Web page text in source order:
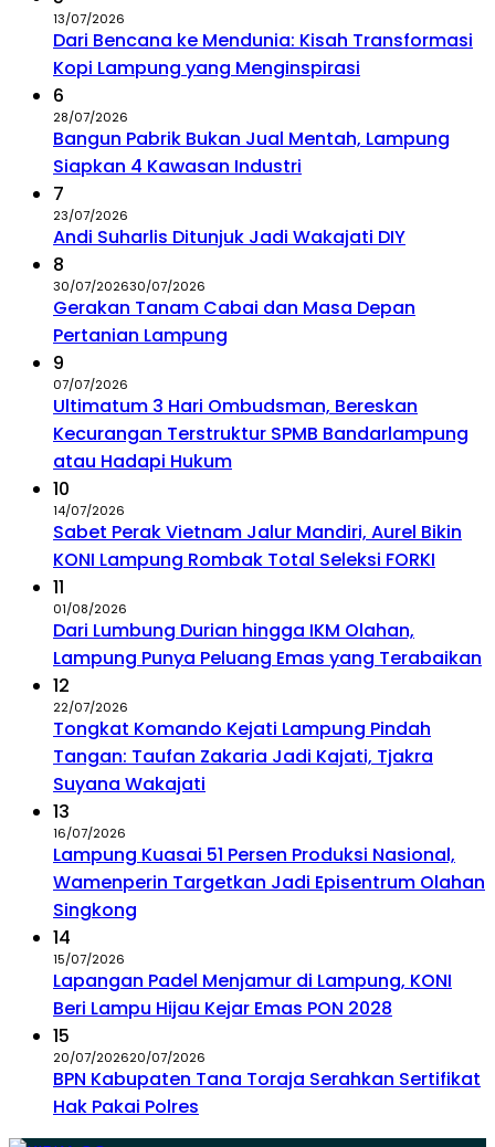
13/07/2026
Dari Bencana ke Mendunia: Kisah Transformasi
Kopi Lampung yang Menginspirasi
6
28/07/2026
Bangun Pabrik Bukan Jual Mentah, Lampung
Siapkan 4 Kawasan Industri
7
23/07/2026
Andi Suharlis Ditunjuk Jadi Wakajati DIY
8
30/07/202630/07/2026
Gerakan Tanam Cabai dan Masa Depan
Pertanian Lampung
9
07/07/2026
Ultimatum 3 Hari Ombudsman, Bereskan
Kecurangan Terstruktur SPMB Bandarlampung
atau Hadapi Hukum
10
14/07/2026
Sabet Perak Vietnam Jalur Mandiri, Aurel Bikin
KONI Lampung Rombak Total Seleksi FORKI
11
01/08/2026
Dari Lumbung Durian hingga IKM Olahan,
Lampung Punya Peluang Emas yang Terabaikan
12
22/07/2026
Tongkat Komando Kejati Lampung Pindah
Tangan: Taufan Zakaria Jadi Kajati, Tjakra
Suyana Wakajati
13
16/07/2026
Lampung Kuasai 51 Persen Produksi Nasional,
Wamenperin Targetkan Jadi Episentrum Olahan
Singkong
14
15/07/2026
Lapangan Padel Menjamur di Lampung, KONI
Beri Lampu Hijau Kejar Emas PON 2028
15
20/07/202620/07/2026
BPN Kabupaten Tana Toraja Serahkan Sertifikat
Hak Pakai Polres